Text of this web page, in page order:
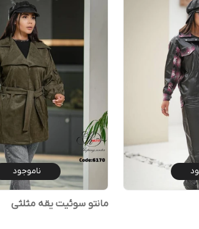
ناموجود
مانتو سوئیت یقه مثلثی